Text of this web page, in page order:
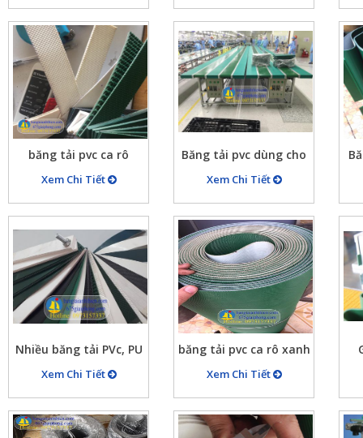
3mm, 4mm, 5mm
trên bề mặt làm việc(
Gân K,5,6,8,10,13,…
hình thang)
băng tải pvc ca rô
trắng dầy 2mm, băng
tải pvc trắng caro 3mm
Xem Chi Tiết
Băng tải pvc dùng cho
các dây chuyền sản
xuất linh kiện điện tử,
dây chuyền sx may
mặc
Xem Chi Tiết
Nhiều băng tải PVc, PU
(các loại băng tải pvc,
pu màu xanh pvc, pu
màu trắng, pvc pu màu
Xem Chi Tiết
băng tải pvc ca rô xanh
2mm (băng tải caro
xanh quả chám, pvc
nhám ca rô, băng ca rô
Xem Chi Tiết
tải